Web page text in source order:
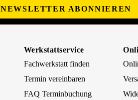
NEWSLETTER ABONNIEREN
Werkstattservice
Fachwerkstatt finden
Termin vereinbaren
FAQ Terminbuchung